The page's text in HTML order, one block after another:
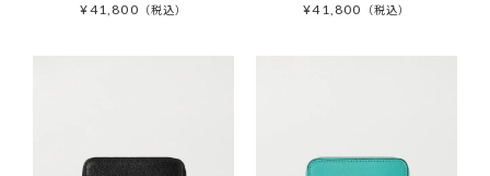
¥41,800 税込 ¥41,800 税込